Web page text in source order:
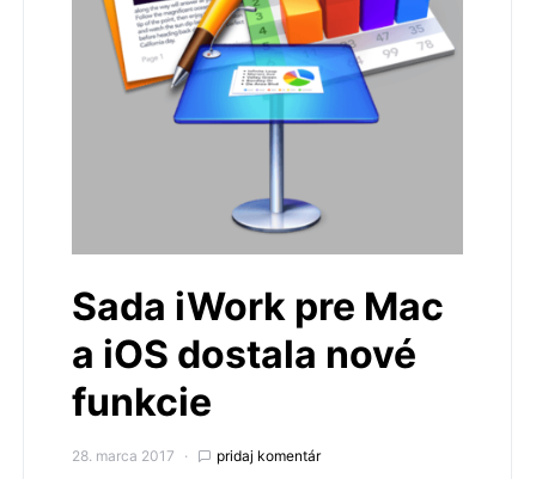
Sada iWork pre Mac
a iOS dostala nové
funkcie
28. marca 2017 pridaj komentár